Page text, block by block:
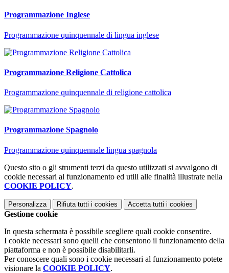
Programmazione Inglese
Programmazione quinquennale di lingua inglese
Programmazione Religione Cattolica
Programmazione quinquennale di religione cattolica
Programmazione Spagnolo
Programmazione quinquennale lingua spagnola
Questo sito o gli strumenti terzi da questo utilizzati si avvalgono di
cookie necessari al funzionamento ed utili alle finalità illustrate nella
COOKIE POLICY.
Personalizza Rifiuta tutti i cookies Accetta tutti i cookies
Gestione cookie
In questa schermata è possibile scegliere quali cookie consentire.
I cookie necessari sono quelli che consentono il funzionamento della
piattaforma e non è possibile disabilitarli.
Per conoscere quali sono i cookie necessari al funzionamento potete
visionare la COOKIE POLICY.